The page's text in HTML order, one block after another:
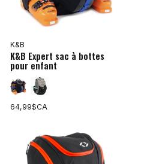
K&B
K&B Expert sac à bottes
pour enfant
64,99$CA